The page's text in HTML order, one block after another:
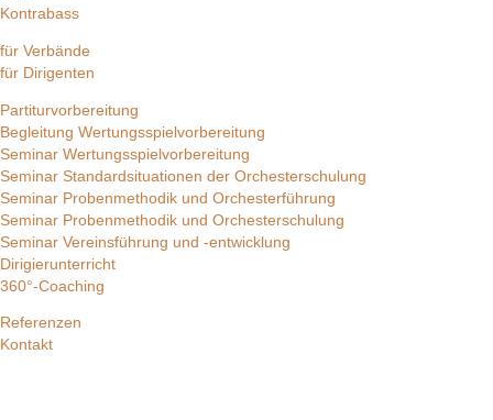
Kontrabass
für Verbände
für Dirigenten
Partiturvorbereitung
Begleitung Wertungsspielvorbereitung
Seminar Wertungsspielvorbereitung
Seminar Standardsituationen der Orchesterschulung
Seminar Probenmethodik und Orchesterführung
Seminar Probenmethodik und Orchesterschulung
Seminar Vereinsführung und -entwicklung
Dirigierunterricht
360°-Coaching
Referenzen
Kontakt